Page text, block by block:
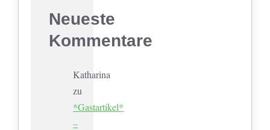
Neueste
Kommentare
Katharina
zu
*Gastartikel*
–